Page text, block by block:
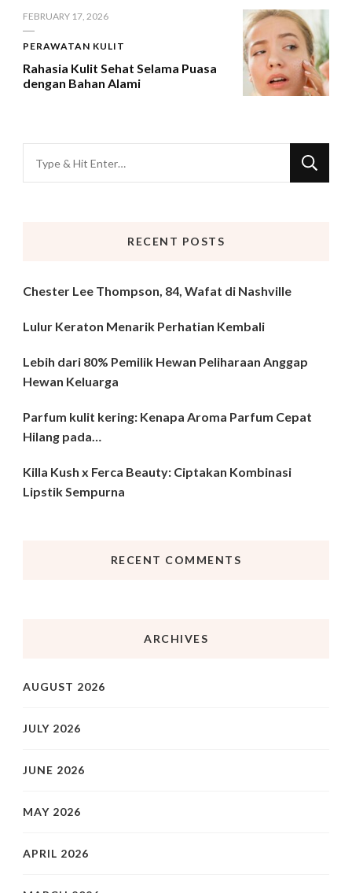
FEBRUARY 17, 2026
PERAWATAN KULIT
Rahasia Kulit Sehat Selama Puasa
dengan Bahan Alami
for
RECENT POSTS
Chester Lee Thompson, 84, Wafat di Nashville
Lulur Keraton Menarik Perhatian Kembali
Lebih dari 80% Pemilik Hewan Peliharaan Anggap
Hewan Keluarga
Parfum kulit kering: Kenapa Aroma Parfum Cepat
Hilang pada…
Killa Kush x Ferca Beauty: Ciptakan Kombinasi
Lipstik Sempurna
RECENT COMMENTS
ARCHIVES
AUGUST 2026
JULY 2026
JUNE 2026
MAY 2026
APRIL 2026